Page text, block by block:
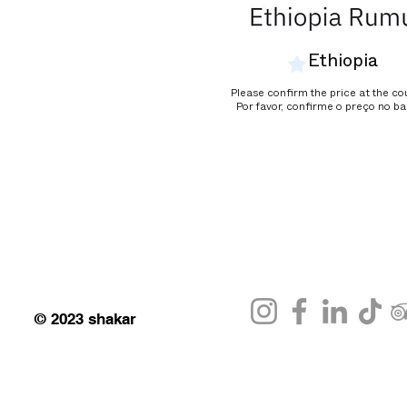
Ethiopia
Please confirm the price at the
Por favor, confirme o preço no
© 2023 shakar